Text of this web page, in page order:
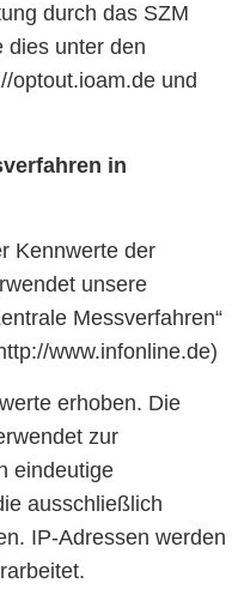
durch das SZM
dies unter den
optout.ioam.de und
in
Kennwerte der
unsere
Messverfahren“
www.infonline.de)
erhoben. Die
zur
eindeutige
ausschließlich
IP-Adressen werden